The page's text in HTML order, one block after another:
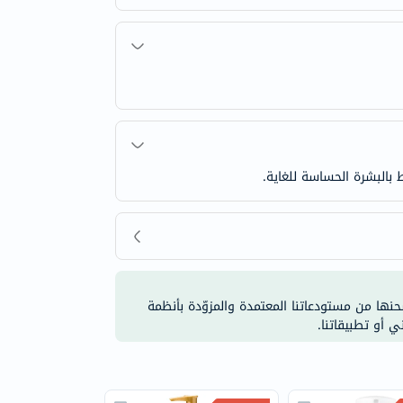
الحساسة للغاية.
من مستودعاتنا المعتمدة والمزوّدة بأنظمة
أو تطبيقاتنا.